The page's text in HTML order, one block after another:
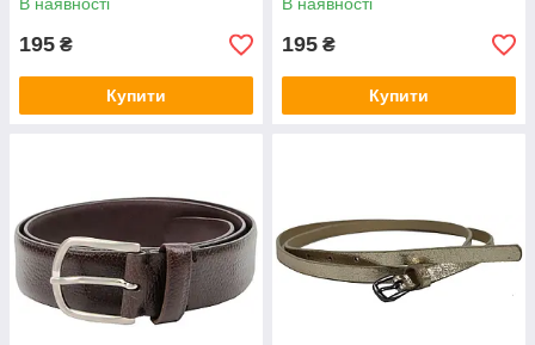
195 ₴
Купити
195 ₴
Купити